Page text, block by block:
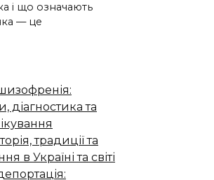
і що означають
— це
діагностика та
традиції та
в Україні та світі